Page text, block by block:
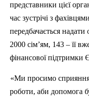
представники цієї
час зустрічі з
передбачається
2000 сім’ям, 143 – її
фінансової підтримки
«Ми просимо сприяння
роботи, аби допомога